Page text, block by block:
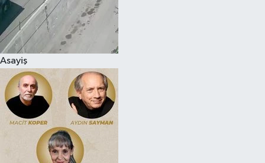
Asayiş